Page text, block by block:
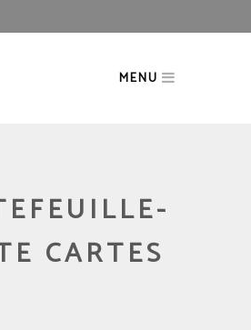
MENU
CARTES